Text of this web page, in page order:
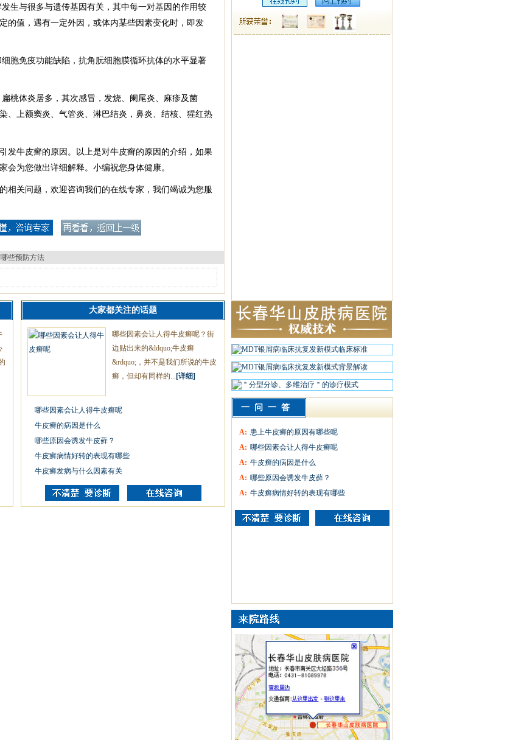
与很多与遗传基因有关，其中每一对基因的作用较
的值，遇有一定外因，或体内某些因素变化时，即发
免疫功能缺陷，抗角朊细胞膜循环抗体的水平显著
体炎居多，其次感冒，发烧、阑尾炎、麻疹及菌
、上额窦炎、气管炎、淋巴结炎，鼻炎、结核、猩红热
牛皮癣的原因。以上是对牛皮癣的原因的介绍，如果
会为您做出详细解释。小编祝您身体健康。
相关问题，欢迎咨询我们的在线专家，我们竭诚为您服
些预防方法
大家都关注的话题
哪些因素会让人得牛皮癣呢？街
边贴出来的&ldquo;牛皮癣
&rdquo;，并不是我们所说的牛皮
癣，但却有同样的... [详细]
哪些因素会让人得牛皮癣呢
牛皮癣的病因是什么
哪些原因会诱发牛皮藓？
牛皮癣病情好转的表现有哪些
牛皮癣发病与什么因素有关
一问一答
A: 患上牛皮癣的原因有哪些呢
A: 哪些因素会让人得牛皮癣呢
A: 牛皮癣的病因是什么
A: 哪些原因会诱发牛皮藓？
A: 牛皮癣病情好转的表现有哪些